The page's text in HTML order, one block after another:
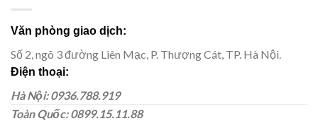
Văn phòng giao dịch:
Số 2, ngõ 3 đường Liên Mạc, P. Thượng Cát, TP. Hà Nội.
Điện thoại:
Hà Nội: 0936.788.919
Toàn Quốc: 0899.15.11.88